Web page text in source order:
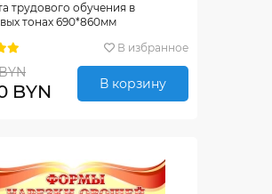
трудового обучения в
тонах 690*860мм
В избранное
BYN В корзину